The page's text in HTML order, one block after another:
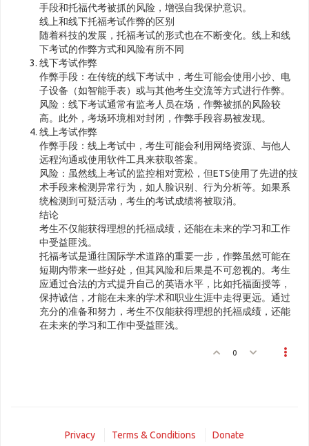
手段和托福代考被抓的风险，增强自我保护意识。
线上和线下托福考试作弊的区别
随着科技的发展，托福考试的形式也在不断变化。线上和线
下考试的作弊方式和风险有所不同
线下考试作弊
作弊手段：在传统的线下考试中，考生可能会使用小抄、电
子设备（如智能手表）或与其他考生交流等方式进行作弊。
风险：线下考试通常有监考人员在场，作弊被抓的风险较
高。此外，考场环境相对封闭，作弊手段容易被发现。
线上考试作弊
作弊手段：线上考试中，考生可能会利用网络资源、与他人
远程沟通或使用软件工具来获取答案。
风险：虽然线上考试的监控相对宽松，但ETS使用了先进的技
术手段来检测异常行为，如人脸识别、行为分析等。如果系
统检测到可疑活动，考生的考试成绩将被取消。
结论
考生不仅能获得理想的托福成绩，还能在未来的学习和工作
中受益匪浅。
托福考试是通往国际学术道路的重要一步，作弊虽然可能在
短期内带来一些好处，但其风险和后果是不可忽视的。考生
应通过合法的方式提升自己的英语水平，比如托福面授等，
保持诚信，才能在未来的学术和职业生涯中走得更远。通过
充分的准备和努力，考生不仅能获得理想的托福成绩，还能
在未来的学习和工作中受益匪浅。
0
Privacy Terms & Conditions Donate